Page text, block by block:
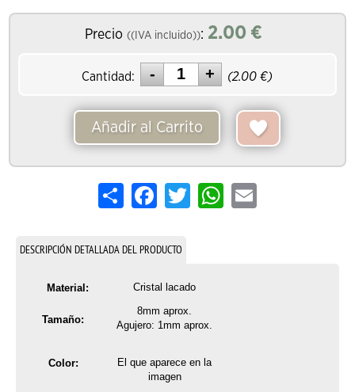
Precio ((IVA incluido)): 2.00 €
Cantidad: (2.00 €)
Añadir al Carrito
Share FacebookTwitterWhatsApp
Email
DESCRIPCIÓN DETALLADA DEL PRODUCTO
Material: Cristal lacado
Tamaño:
8mm aprox.
Agujero: 1mm aprox.
Color:
El que aparece en la
imagen